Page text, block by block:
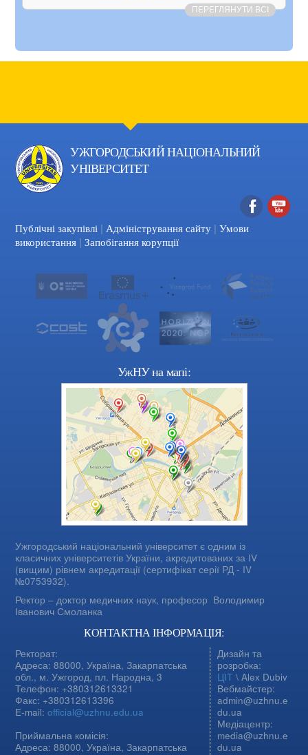
ПЕРЕГЛЯНУТИ ВСІ
УЖГОРОДСЬКИЙ НАЦІОНАЛЬНИЙ
УНІВЕРСИТЕТ
Facebook
Публічні закупівлі | Адміністрування сайту | Умови
використання | Запобігання корупції
УжНУ на мапі:
Ужгородський національний університет є одним із
класичних університетів України, акредитованих за IV
(вищим) рівнем акредитації (сертифікат серії РД - IV
№0753932).
Ректор – доктор медичних наук, професор Володимир
Іванович Смоланка
КОНТАКТНА ІНФОРМАЦІЯ:
Ректорат:
Адреса: 88000, Україна, Закарпатська
обл., м. Ужгород, пл. Народна, 3
Телефон: +380312613321
Факс: +380312613396
E-mail:official@uzhnu.edu.ua
Приймальна комісія:
Адреса: 88000, Україна, Закарпатська
Дизайн та
розробка:
ЦІТ \ Alex Dubiv
Вебмайстер:
admin@uzhnu.e
du.ua
Медіацентр:
media@uzhnu.e
du.ua